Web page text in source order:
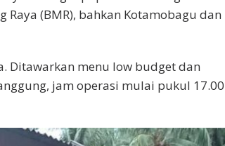
(BMR), bahkan Kotamobagu dan
Ditawarkan menu low budget dan
jam operasi mulai pukul 17.00